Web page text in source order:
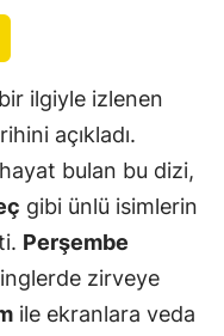
ilgiyle izlenen
açıkladı.
bulan bu dizi,
gibi ünlü isimlerin
Perşembe
zirveye
ile ekranlara veda